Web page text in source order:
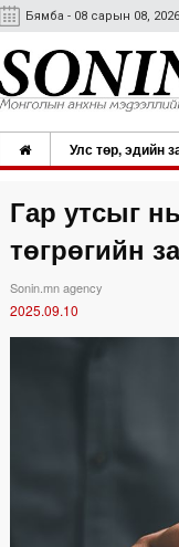
Бямба - 08 сарын 08, 2026
Улс төр, эдийн
Гар утсыг
төгрөгийн
Sonin.mn agency
2025.09.10